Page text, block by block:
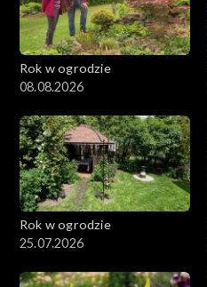
Rok w ogrodzie
08.08.2026
Rok w ogrodzie
25.07.2026